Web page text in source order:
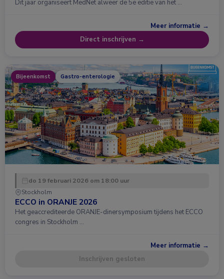
Dit jaar organiseert MedNet alweer de 5e editie van het …
Meer informatie →
Direct inschrijven →
Bijeenkomst Gastro-enterologie
do 19 februari 2026 om 18:00 uur
Stockholm
ECCO in ORANJE 2026
Het geaccrediteerde ORANJE-dinersymposium tijdens het ECCO
congres in Stockholm …
Meer informatie →
Inschrijven gesloten